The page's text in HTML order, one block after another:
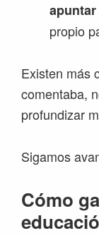
propio
Existen más
comentaba,
profundizar
Sigamos
Cómo